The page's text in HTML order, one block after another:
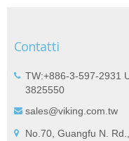
Contatti
TW:+886-3-597-2931
3825550
sales@viking.com.tw
No.70, Guangfu N.